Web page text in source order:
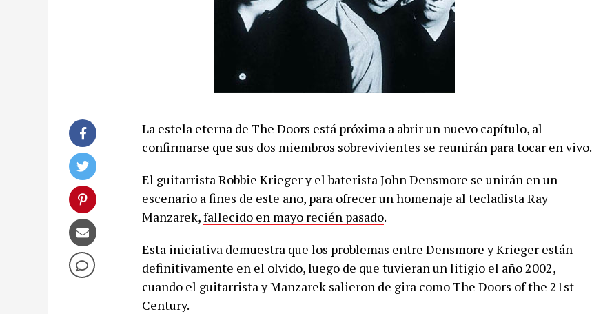
La estela eterna de The Doors está próxima a abrir un nuevo capítulo, al
confirmarse que sus dos miembros sobrevivientes se reunirán para tocar en vivo.
El guitarrista Robbie Krieger y el baterista John Densmore se unirán en un
escenario a fines de este año, para ofrecer un homenaje al tecladista Ray
Manzarek,fallecido en mayo recién pasado.
Esta iniciativa demuestra que los problemas entre Densmore y Krieger están
definitivamente en el olvido, luego de que tuvieran un litigio el año 2002,
cuando el guitarrista y Manzarek salieron de gira como The Doors of the 21st
Century.